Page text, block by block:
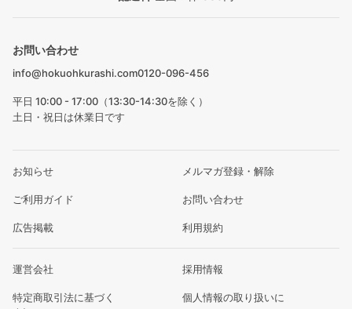
お問い合わせ
info@hokuohkurashi.com0120-096-456
平日 10:00 - 17:00（13:30-14:30を除く）
土日・祝日は休業日です
お知らせ メルマガ登録・解除
ご利用ガイド お問い合わせ
広告掲載 利用規約
運営会社 採用情報
特定商取引法に基づく
個人情報の取り扱いに